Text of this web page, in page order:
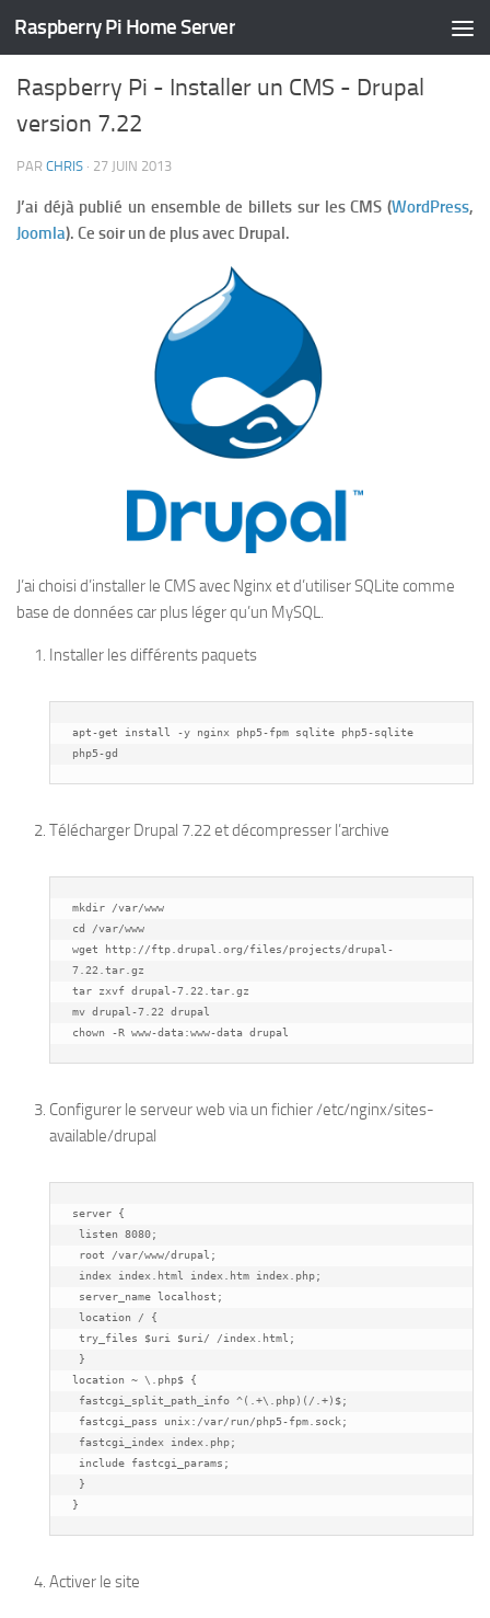
Raspberry Pi Home Server
TUTORIELS/ HOME SERVER/INTERNET 6 COMMENTS
Raspberry Pi - Installer un CMS - Drupal
version 7.22
PAR CHRIS · 27 JUIN 2013
J’ai déjà publié un ensemble de billets sur les CMS (WordPress,
Joomla). Ce soir un de plus avec Drupal.
J’ai choisi d’installer le CMS avec Nginx et d’utiliser SQLite comme
base de données car plus léger qu’un MySQL.
Installer les différents paquets
apt-get install -y nginx php5-fpm sqlite php5-sqlite
php5-gd
Télécharger Drupal 7.22 et décompresser l’archive
mkdir /var/www
cd /var/www
wget http://ftp.drupal.org/files/projects/drupal-
7.22.tar.gz
tar zxvf drupal-7.22.tar.gz
mv drupal-7.22 drupal
chown -R www-data:www-data drupal
Configurer le serveur web via un fichier /etc/nginx/sites-
available/drupal
server {
location ~ \.php$ {
}
Activer le site